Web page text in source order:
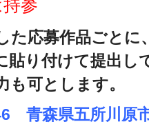
持参
応募作品ごとに
貼り付けて提出し
も可とします。
青森県五所川原